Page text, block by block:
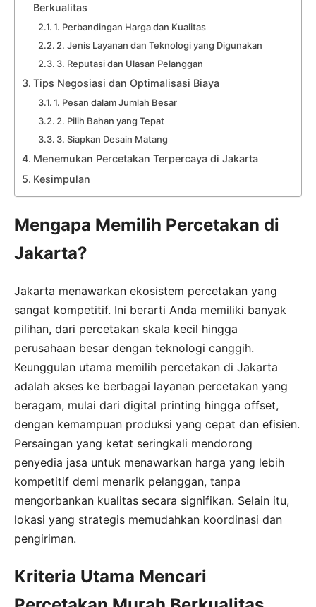
Berkualitas
1. Perbandingan Harga dan Kualitas
2. Jenis Layanan dan Teknologi yang Digunakan
3. Reputasi dan Ulasan Pelanggan
Tips Negosiasi dan Optimalisasi Biaya
1. Pesan dalam Jumlah Besar
2. Pilih Bahan yang Tepat
3. Siapkan Desain Matang
Menemukan Percetakan Terpercaya di Jakarta
Kesimpulan
Mengapa Memilih Percetakan di
Jakarta?
Jakarta menawarkan ekosistem percetakan yang
sangat kompetitif. Ini berarti Anda memiliki banyak
pilihan, dari percetakan skala kecil hingga
perusahaan besar dengan teknologi canggih.
Keunggulan utama memilih percetakan di Jakarta
adalah akses ke berbagai layanan percetakan yang
beragam, mulai dari digital printing hingga offset,
dengan kemampuan produksi yang cepat dan efisien.
Persaingan yang ketat seringkali mendorong
penyedia jasa untuk menawarkan harga yang lebih
kompetitif demi menarik pelanggan, tanpa
mengorbankan kualitas secara signifikan. Selain itu,
lokasi yang strategis memudahkan koordinasi dan
pengiriman.
Kriteria Utama Mencari